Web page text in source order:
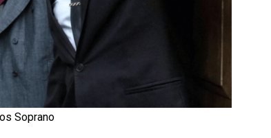
Soprano